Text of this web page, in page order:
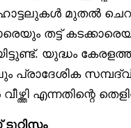
മുതൽ
തട്ട്
യുദ്ധം
പ്രാദേശിക
എന്നതിന്റെ